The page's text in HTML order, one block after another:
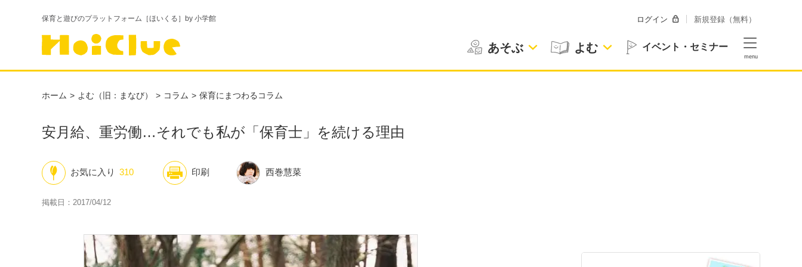
保育と遊びのプラットフォーム［ほいくる］by 小学館
あそぶ よむ イベント・セミナー
ログイン 新規登録（無料）
ホーム よむ（旧：まなび） コラム 保育にまつわるコラム
安月給、重労働…それでも私が「保育士」を続ける理由
西巻慧菜
お気に入り 310 印刷
掲載日：2017/04/12